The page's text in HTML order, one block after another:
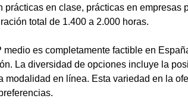
en clase, prácticas en empresas
total de 1.400 a 2.000 horas.
es completamente factible en
La diversidad de opciones incluye la
en línea. Esta variedad en la